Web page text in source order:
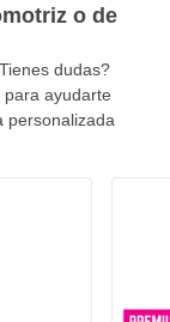
o de
dudas?
para ayudarte
personalizada